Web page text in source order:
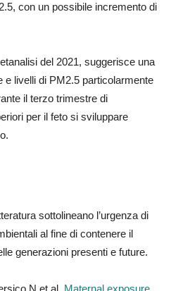
con un possibile incremento di
del 2021, suggerisce una
livelli di PM2.5 particolarmente
il terzo trimestre di
per il feto si sviluppare
sottolineano l’urgenza di
al fine di contenere il
generazioni presenti e future.
N et al. Maternal exposure